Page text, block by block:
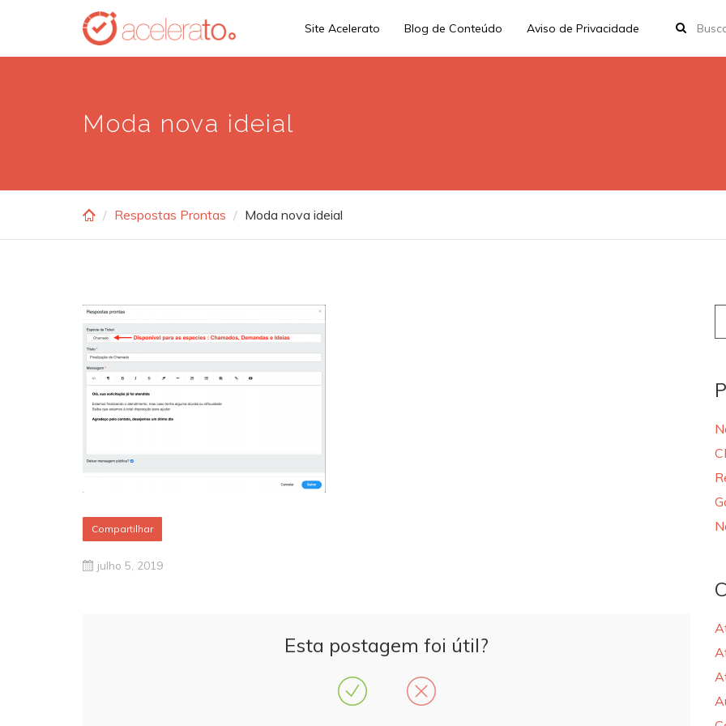
main
Site Acelerato Blog de Conteúdo Aviso de Privacidade
Moda nova ideial
Respostas Prontas Moda nova ideial
Compartilhar
julho 5, 2019
Esta postagem foi útil?